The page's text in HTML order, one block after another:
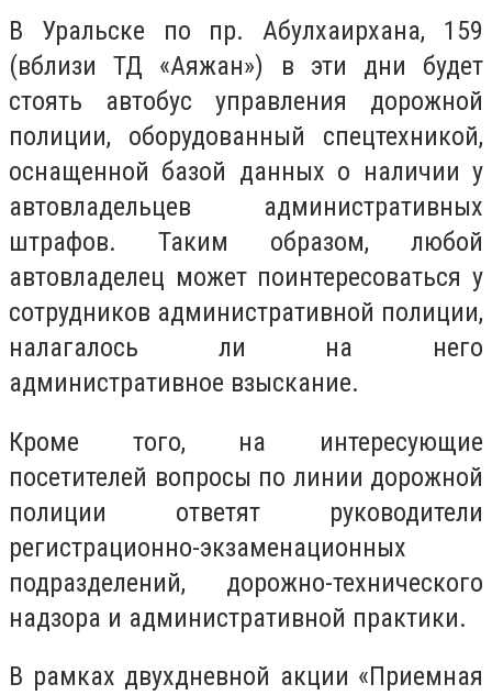
В Уральске по пр. Абулхаирхана, 159
(вблизи ТД «Аяжан») в эти дни будет
стоять автобус управления дорожной
полиции, оборудованный спецтехникой,
оснащенной базой данных о наличии у
автовладельцев административных
штрафов. Таким образом, любой
автовладелец может поинтересоваться у
сотрудников административной полиции,
налагалось ли на него
административное взыскание.
Кроме того, на интересующие
посетителей вопросы по линии дорожной
полиции ответят руководители
регистрационно-экзаменационных
подразделений, дорожно-технического
надзора и административной практики.
В рамках двухдневной акции «Приемная